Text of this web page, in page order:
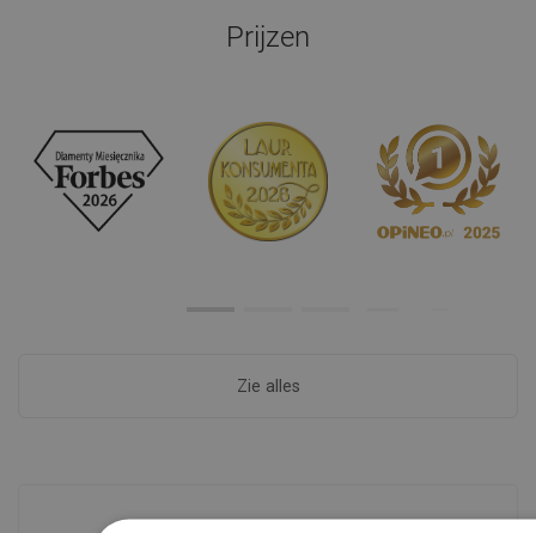
Prijzen
Zie alles